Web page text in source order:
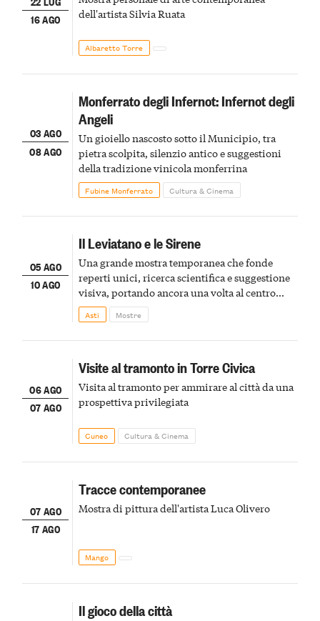
16 AGO
dell'artista Silvia Ruata
Albaretto Torre
03 AGO
08 AGO
Monferrato degli Infernot: Infernot degli
Angeli
Un gioiello nascosto sotto il Municipio, tra
pietra scolpita, silenzio antico e suggestioni
della tradizione vinicola monferrina
Fubine Monferrato Cultura & Cinema
05 AGO
10 AGO
Il Leviatano e le Sirene
Una grande mostra temporanea che fonde
reperti unici, ricerca scientifica e suggestione
visiva, portando ancora una volta al centro
della scena le meraviglie del passato astigiano
Asti Mostre
06 AGO
07 AGO
Visite al tramonto in Torre Civica
Visita al tramonto per ammirare al città da una
prospettiva privilegiata
Cuneo Cultura & Cinema
07 AGO
17 AGO
Tracce contemporanee
Mostra di pittura dell'artista Luca Olivero
Mango
Il gioco della città